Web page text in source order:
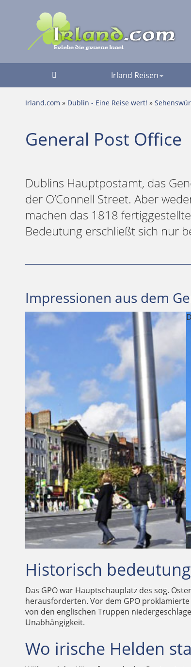
Irland Reisen
Irland.com » Dublin - Eine Reise wert! »
General Post Office
Dublins Hauptpostamt, das
der O’Connell Street. Aber
machen das 1818
Bedeutung erschließt sich nur
Impressionen aus dem
Die viel fotografierte Außenfassade
Historisch
Das GPO war Hauptschauplatz des sog.
herausforderten. Vor dem GPO
von den englischen Truppen
Unabhängigkeit.
Wo irische Helden